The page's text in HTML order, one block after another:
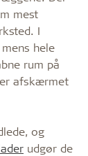
mest
I
hele
rum på
afskærmet
og
udgør de